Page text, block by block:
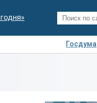
Госдума